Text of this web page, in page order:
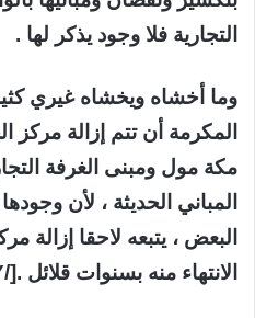
التجارية فلا وجود يذكر لها .
وما أخشاه ويخشاه غيري
المكرمة أن تتم إزالة
مكة مول ومبنى الغرفة
المباني الحديثة ، لأن
البعض ، يتبعه لاحقا إزالة
الانتهاء منه بسنوات قلائل .[/JUSTIFY]